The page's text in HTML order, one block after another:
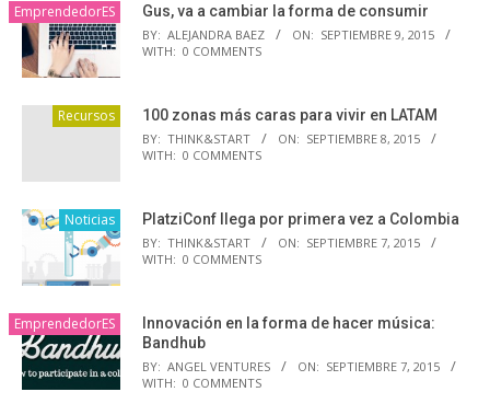
EmprendedorES Gus, va a cambiar la forma de consumir
BY: ALEJANDRA BAEZ ON: SEPTIEMBRE 9, 2015
WITH: 0 COMMENTS
Recursos 100 zonas más caras para vivir en LATAM
BY: THINK&START ON: SEPTIEMBRE 8, 2015
WITH: 0 COMMENTS
Noticias PlatziConf llega por primera vez a Colombia
BY: THINK&START ON: SEPTIEMBRE 7, 2015
WITH: 0 COMMENTS
EmprendedorES
Innovación en la forma de hacer música:
Bandhub
BY: ANGEL VENTURES ON: SEPTIEMBRE 7, 2015
WITH: 0 COMMENTS